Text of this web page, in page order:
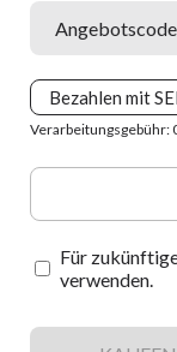
Bezahlen mit
Verarbeitungsgebühr:
Für
verwenden.